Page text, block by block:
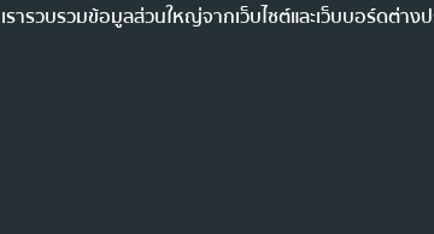
ารวบรวมข้อมูลส่วนใหญ่จากเว็บไซต์และเว็บบอร์ดต่า